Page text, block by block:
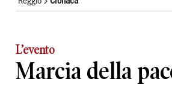
L’evento
Marcia della